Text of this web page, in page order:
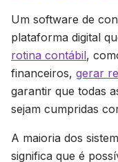
Um software de
plataforma digital
rotina contábil,
financeiros, gerar
garantir que todas
sejam cumpridas
A maioria dos
significa que é